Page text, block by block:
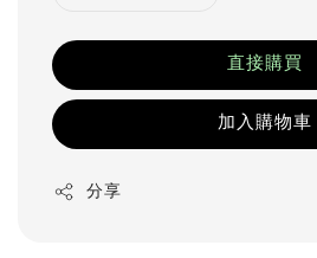
直接購買
加入購物車
分享